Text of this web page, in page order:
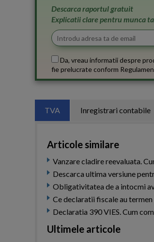
Descarca raportul gratuit
Explicatii clare pentru munca
Da, vreau informatii despre
fie prelucrate conform
TVA Inregistrari contabile
Articole similare
Vanzare cladire reevaluata.
Descarca ultima versiune
Obligativitatea de a intocmi
Ce declaratii fiscale au termen
Declaratia 390 VIES. Cum
Ultimele articole